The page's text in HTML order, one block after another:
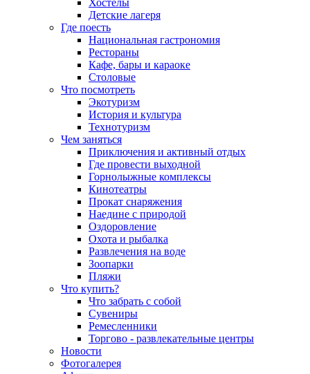
Хостелы
Детские лагеря
Где поесть
Национальная гастрономия
Рестораны
Кафе, бары и караоке
Столовые
Что посмотреть
Экотуризм
История и культура
Технотуризм
Чем заняться
Приключения и активный отдых
Где провести выходной
Горнолыжные комплексы
Кинотеатры
Прокат снаряжения
Наедине с природой
Оздоровление
Охота и рыбалка
Развлечения на воде
Зоопарки
Пляжи
Что купить?
Что забрать с собой
Сувениры
Ремесленники
Торгово - развлекательные центры
Новости
Фотогалерея